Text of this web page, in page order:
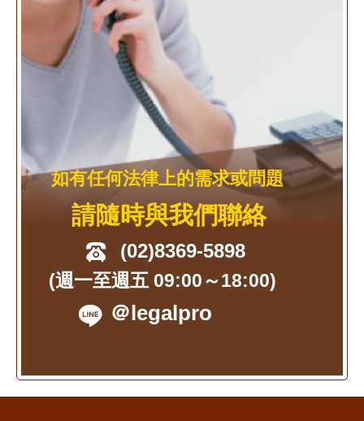
如有任何法律上的需求或問題
請隨時與我們聯絡
(02)8369-5898
(週一至週五 09:00～18:00)
＠legalpro